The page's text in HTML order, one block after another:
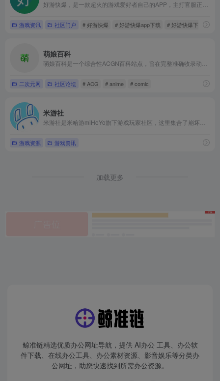
游戏资讯 社区门户 # 好游快爆 # 好游快爆app下载 # 好游快爆下载安装
萌娘百科
二次元网 社区论坛 # ACG # anime # comic
米游社
游戏资源 游戏资讯
加载更多
鲸准链精选优质办公网址导航，提供 AI办公 工具、办公软
件下载、在线办公工具、办公素材资源、影音娱乐等分类办
公网址，助您快速找到所需办公资源。